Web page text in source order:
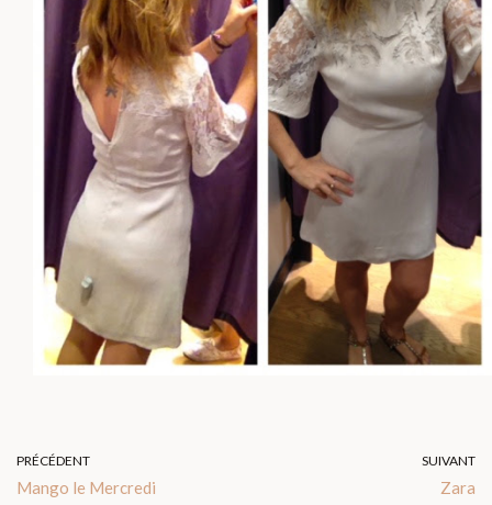
PRÉCÉDENT
Mango le Mercredi
SUIVANT
Zara